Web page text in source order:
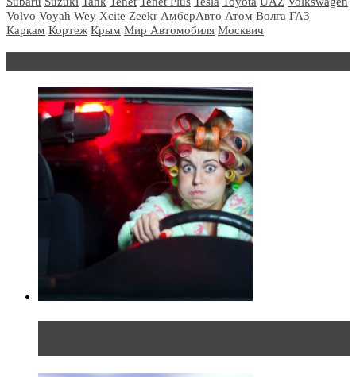
Volvo Voyah Wey Xcite Zeekr АмберАвто Атом Волга ГАЗ
Каркам Кортеж Крым Мир Автомобиля Москвич